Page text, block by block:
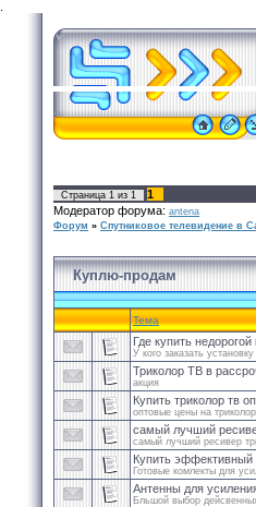
Страница 1 из 1
1
Модератор форума: antena
Форум » Спутниковое телевидение в
Куплю-продам
Тема
Где купить
У кого заказать
Триколор ТВ в
акция
Купить триколор тв
оптовые цены на
самый лучший
самый лучший ресивер
Купить эффективный
Готовые комлекты для
Антенны для
Бльшой выбор